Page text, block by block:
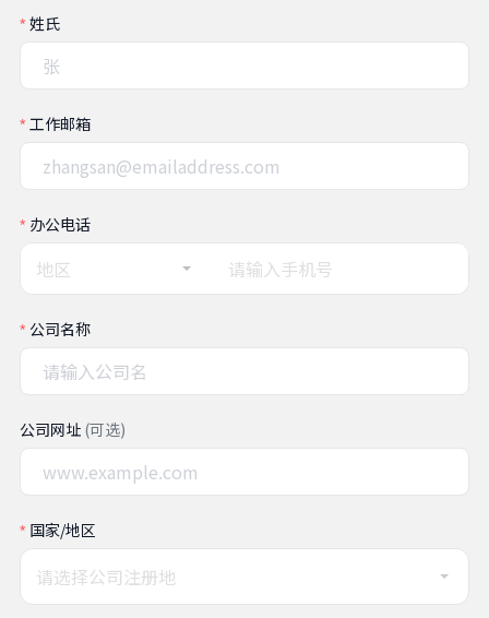
姓氏
工作邮箱
办公电话
地区
公司名称
公司网址 (可选)
国家/地区
请选择公司注册地